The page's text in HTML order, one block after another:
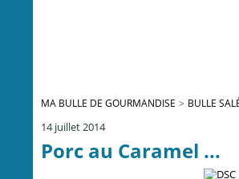
MA BULLE DE GOURMANDISE > BULLE
14 juillet 2014
Porc au Caramel ...